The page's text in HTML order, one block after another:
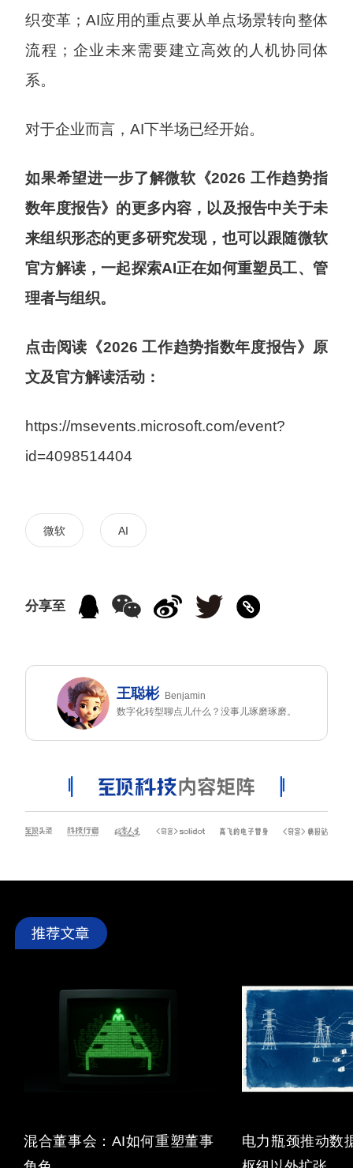
织变革；AI应用的重点要从单点场景转向整体
流程；企业未来需要建立高效的人机协同体
系。
对于企业而言，AI下半场已经开始。
如果希望进一步了解微软《2026 工作趋势指
数年度报告》的更多内容，以及报告中关于未
来组织形态的更多研究发现，也可以跟随微软
官方解读，一起探索AI正在如何重塑员工、管
理者与组织。
点击阅读《2026 工作趋势指数年度报告》原
文及官方解读活动：
https://msevents.microsoft.com/event?
id=4098514404
微软 AI
分享至
王聪彬
Benjamin
数字化转型聊点儿什么？没事儿琢磨琢磨。
混合董事会：AI如何重塑董事
电力瓶颈推动数